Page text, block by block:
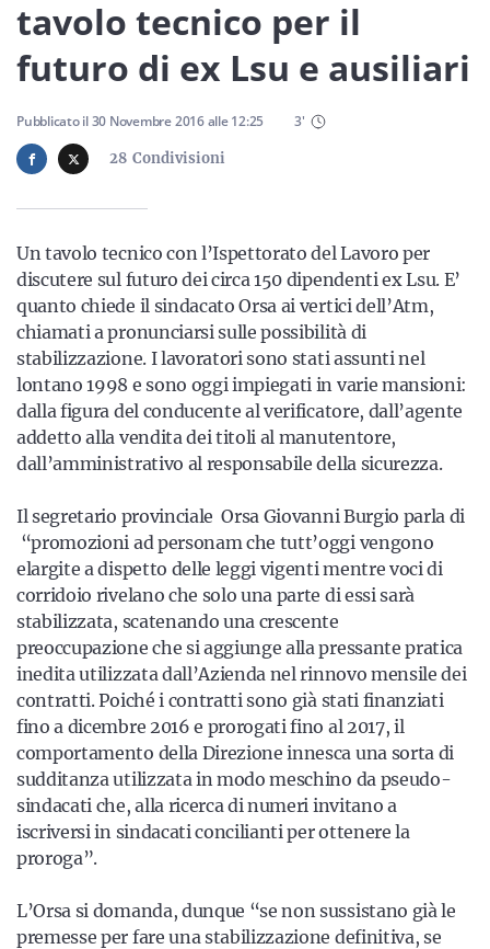
Servizi
Resta sempre aggiornato con le ultime news, iscriviti alla
nostra newsletter
Iscriviti
tavolo tecnico per il
futuro di ex Lsu e ausiliari
28 Condivisioni
Pubblicato il30 Novembre 2016alle12:25 3'
Un tavolo tecnico con l’Ispettorato del Lavoro per
discutere sul futuro dei circa 150 dipendenti ex Lsu. E’
quanto chiede il sindacato Orsa ai vertici dell’Atm,
chiamati a pronunciarsi sulle possibilità di
stabilizzazione. I lavoratori sono stati assunti nel
lontano 1998 e sono oggi impiegati in varie mansioni:
dalla figura del conducente al verificatore, dall’agente
addetto alla vendita dei titoli al manutentore,
dall’amministrativo al responsabile della sicurezza.
Il segretario provinciale Orsa Giovanni Burgio parla di
“promozioni ad personam che tutt’oggi vengono
elargite a dispetto delle leggi vigenti mentre voci di
corridoio rivelano che solo una parte di essi sarà
stabilizzata, scatenando una crescente
preoccupazione che si aggiunge alla pressante pratica
inedita utilizzata dall’Azienda nel rinnovo mensile dei
contratti. Poiché i contratti sono già stati finanziati
fino a dicembre 2016 e prorogati fino al 2017, il
comportamento della Direzione innesca una sorta di
sudditanza utilizzata in modo meschino da pseudo-
sindacati che, alla ricerca di numeri invitano a
iscriversi in sindacati concilianti per ottenere la
proroga”.
L’Orsa si domanda, dunque “se non sussistano già le
premesse per fare una stabilizzazione definitiva, se